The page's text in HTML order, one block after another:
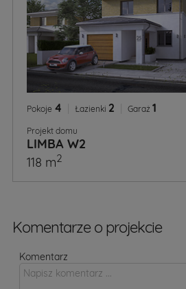
Pokoje 4 Łazienki 2 Garaż 1
Projekt domu
LIMBA W2
118 m2
Komentarze o projekcie
Komentarz